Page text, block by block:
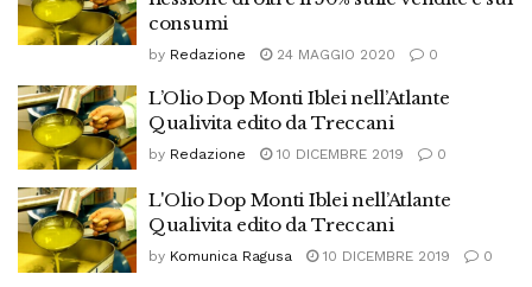
consumi
by Redazione 24 MAGGIO 2020 0
L’Olio Dop Monti Iblei nell’Atlante
Qualivita edito da Treccani
by Redazione 10 DICEMBRE 2019 0
L'Olio Dop Monti Iblei nell’Atlante
Qualivita edito da Treccani
by Komunica Ragusa 10 DICEMBRE 2019 0